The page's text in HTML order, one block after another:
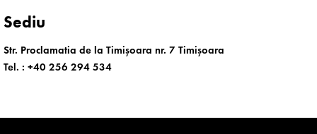
Sediu
Str. Proclamatia de la Timișoara nr. 7 Timișoara
Tel. : +40 256 294 534